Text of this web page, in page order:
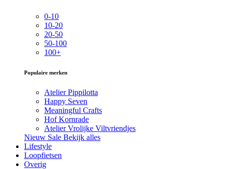
0-10
10-20
20-50
50-100
100+
Populaire merken
Atelier Pippilotta
Happy Seven
Meaningful Crafts
Hof Kornrade
Atelier Vrolijke Viltvriendjes
Nieuw Sale Bekijk alles
Lifestyle
Loopfietsen
Overig